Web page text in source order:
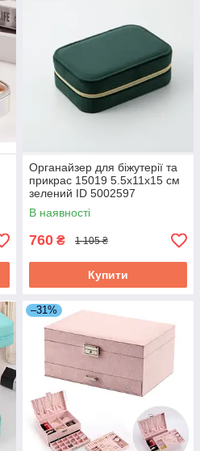
Органайзер для біжутерії та
прикрас 15019 5.5х11х15 см
зелений ID 5002597
В наявності
760 ₴ 1 105 ₴
Купити
–31%